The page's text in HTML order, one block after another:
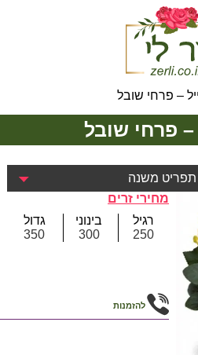
– פרחי שובל
– פרחי שובל
משנה
מחירי זרים
רגיל
250
בינוני
300
גדול
350
להזמנות